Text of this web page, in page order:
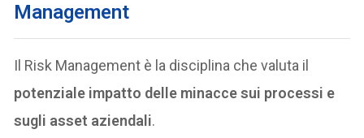
Management
Il Risk Management è la disciplina che valuta il
potenziale impatto delle minacce sui processi e
sugli asset aziendali.